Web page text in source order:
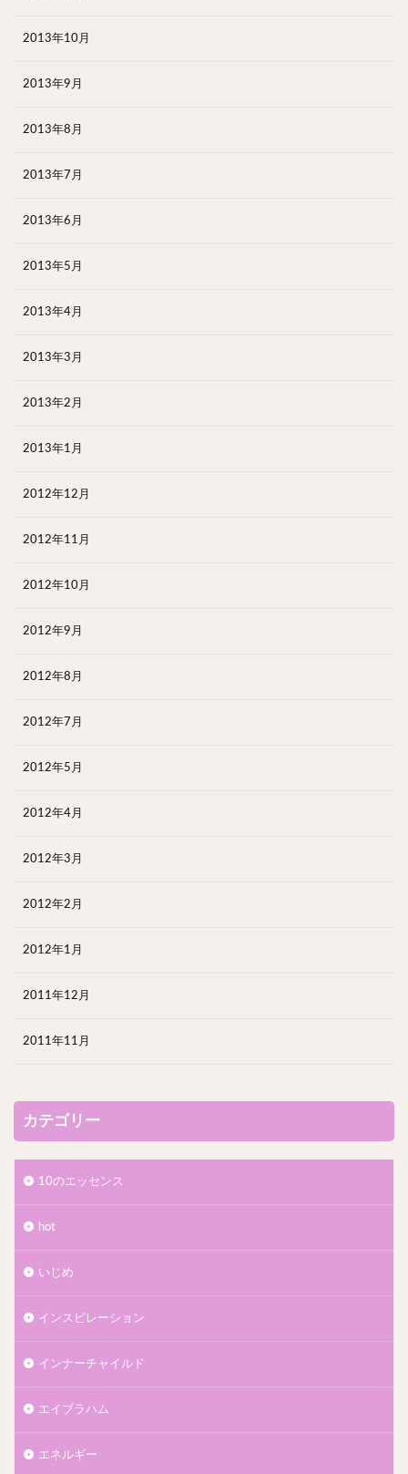
2013年10月
2013年9月
2013年8月
2013年7月
2013年6月
2013年5月
2013年4月
2013年3月
2013年2月
2013年1月
2012年12月
2012年11月
2012年10月
2012年9月
2012年8月
2012年7月
2012年5月
2012年4月
2012年3月
2012年2月
2012年1月
2011年12月
2011年11月
カテゴリー
10のエッセンス
hot
いじめ
インスピレーション
インナーチャイルド
エイブラハム
エネルギー